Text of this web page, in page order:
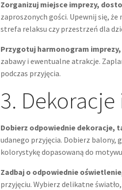
Zorganizuj miejsce imprezy,
zaproszonych gości. Upewnij się,
strefa relaksu czy przestrzeń dla
Przygotuj harmonogram
zabawy i ewentualne atrakcje.
podczas przyjęcia.
3.
Dobierz odpowiednie dekoracje,
udanego przyjęcia. Dobierz balony,
kolorystykę dopasowaną do
Zadbaj o odpowiednie
przyjęciu. Wybierz delikatne